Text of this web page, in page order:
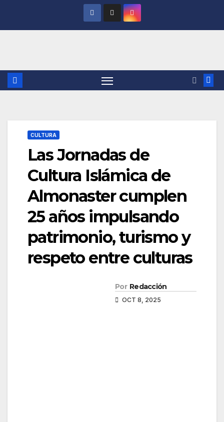
CULTURA
Las Jornadas de
Cultura Islámica de
Almonaster cumplen
25 años impulsando
patrimonio, turismo y
respeto entre culturas
Por Redacción
OCT 8, 2025